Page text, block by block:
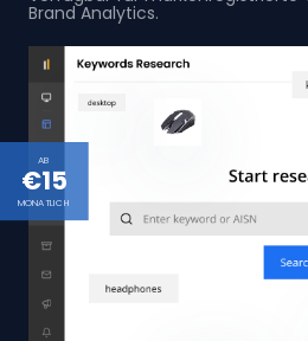
Brand Analytics.
AB
€15
MONATLICH